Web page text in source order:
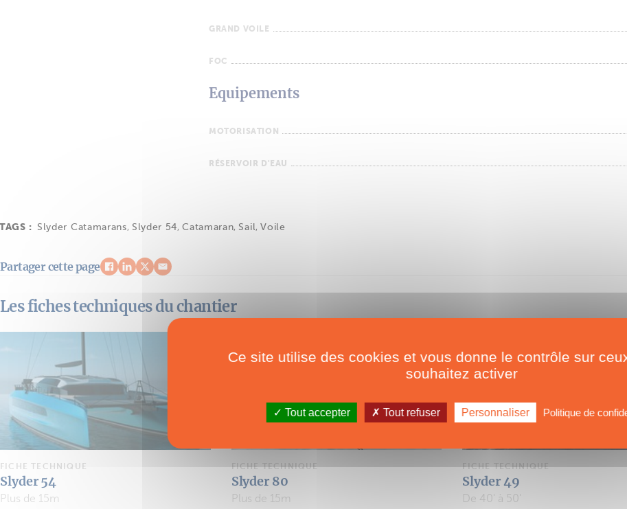
GRAND VOILE
FOC
Equipements
MOTORISATION
RÉSERVOIR D'EAU
TAGS : Slyder Catamarans, Slyder 54,Catamaran, Sail,Voile
Partager cette page
Les fiches techniques du chantier
FICHE TECHNIQUE
Slyder 54
Plus de 15m
FICHE TECHNIQUE
Slyder 80
Plus de 15m
FICHE TECHNIQUE
Slyder 49
De 40' à 50'
Ce site utilise des cookies et vous donne le contrôle sur
souhaitez activer
Tout accepter Tout refuser Personnaliser Politique de